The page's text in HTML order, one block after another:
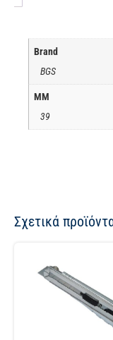
Brand
BGS
ΜΜ
39
Σχετικά